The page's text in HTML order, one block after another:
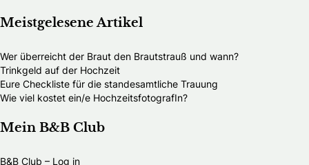
Meistgelesene Artikel
Wer überreicht der Braut den Brautstrauß und wann?
Trinkgeld auf der Hochzeit
Eure Checkliste für die standesamtliche Trauung
Wie viel kostet ein/e HochzeitsfotografIn?
Mein B&B Club
B&B Club – Log in